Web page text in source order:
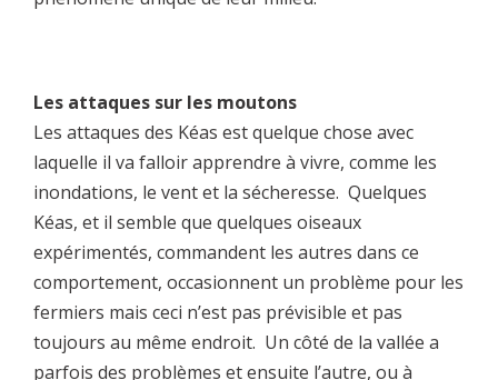
Les attaques sur les moutons
Les attaques des Kéas est quelque chose avec
laquelle il va falloir apprendre à vivre, comme les
inondations, le vent et la sécheresse. Quelques
Kéas, et il semble que quelques oiseaux
expérimentés, commandent les autres dans ce
comportement, occasionnent un problème pour les
fermiers mais ceci n’est pas prévisible et pas
toujours au même endroit. Un côté de la vallée a
parfois des problèmes et ensuite l’autre, ou à